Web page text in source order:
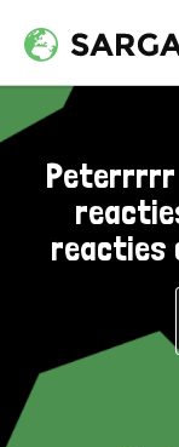
Peterrrrr
reacties